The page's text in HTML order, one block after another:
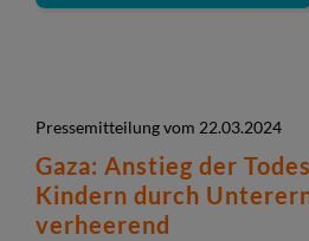
Pressemitteilung vom 22.03.2024
Gaza: Anstieg der
Kindern durch
verheerend